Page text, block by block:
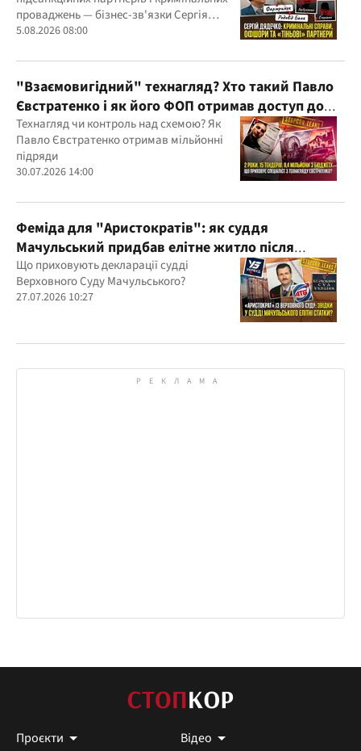
проваджень — бізнес-зв'язки Сергія
Дядечка й досі простягаються через
5.08.2026 08:00
"Взаємовигідний" технагляд? Хто такий Павло
Євстратенко і як його ФОП отримав доступ до
бюджетних мільйонів?
Технагляд чи контроль над схемою? Як
Павло Євстратенко отримав мільйонні
підряди
30.07.2026 14:00
Феміда для "Аристократів": як суддя
Мачульський придбав елітне житло після
вердикту на користь забудовника?
Що приховують декларації судді
Верховного Суду Мачульського?
27.07.2026 10:27
Проєкти Відео